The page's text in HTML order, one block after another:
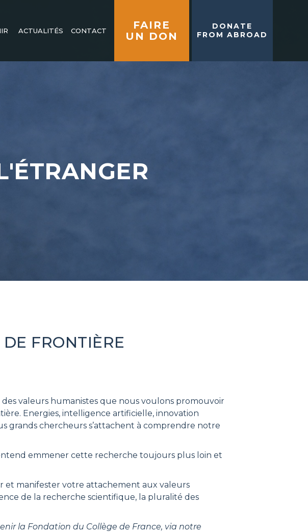
ACTUALITÉS CONTACT
FAIRE
UN DON
DONATE
FROM ABROAD
FRONTIÈRE
valeurs humanistes que nous voulons promouvoir
Energies, intelligence artificielle, innovation
grands chercheurs s’attachent à comprendre notre
emmener cette recherche toujours plus loin et
et manifester votre attachement aux valeurs
de la recherche scientifique, la pluralité des
la Fondation du Collège de France, via notre